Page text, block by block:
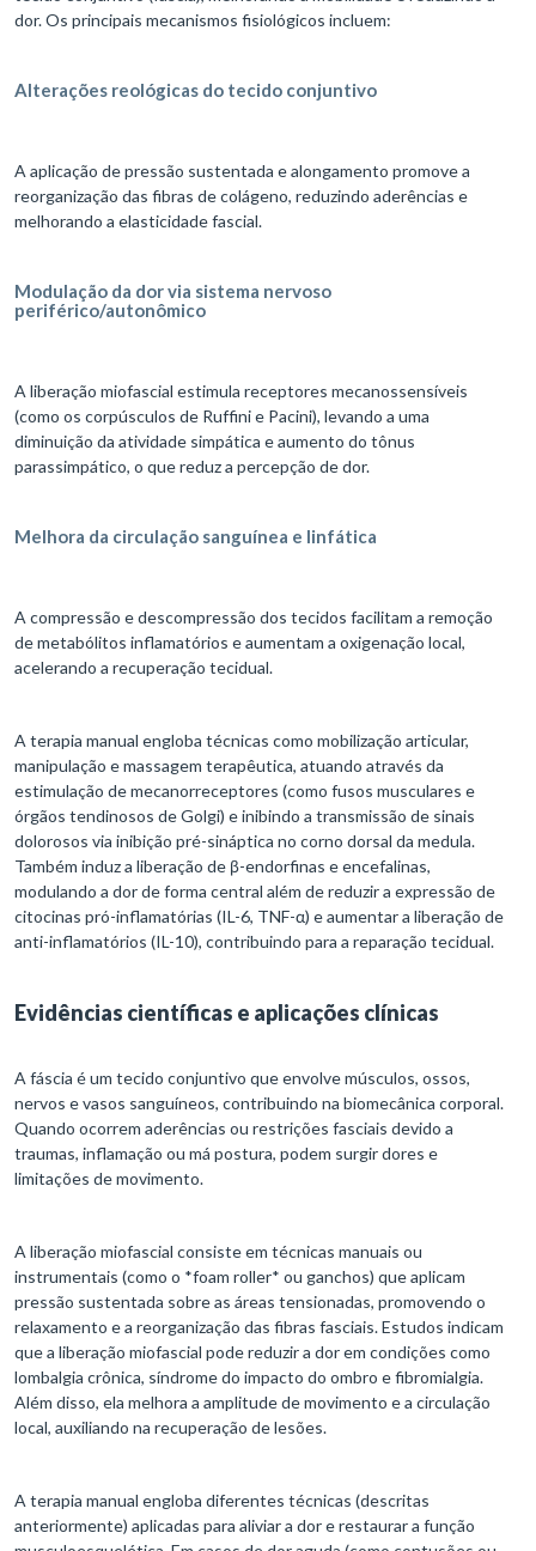
dor. Os principais mecanismos fisiológicos incluem:
Alterações reológicas do tecido conjuntivo
A aplicação de pressão sustentada e alongamento promove a
reorganização das fibras de colágeno, reduzindo aderências e
melhorando a elasticidade fascial.
Modulação da dor via sistema nervoso
periférico/autonômico
A liberação miofascial estimula receptores mecanossensíveis
(como os corpúsculos de Ruffini e Pacini), levando a uma
diminuição da atividade simpática e aumento do tônus
parassimpático, o que reduz a percepção de dor.
Melhora da circulação sanguínea e linfática
A compressão e descompressão dos tecidos facilitam a remoção
de metabólitos inflamatórios e aumentam a oxigenação local,
acelerando a recuperação tecidual.
A terapia manual engloba técnicas como mobilização articular,
manipulação e massagem terapêutica, atuando através da
estimulação de mecanorreceptores (como fusos musculares e
órgãos tendinosos de Golgi) e inibindo a transmissão de sinais
dolorosos via inibição pré-sináptica no corno dorsal da medula.
Também induz a liberação de β-endorfinas e encefalinas,
modulando a dor de forma central além de reduzir a expressão de
citocinas pró-inflamatórias (IL-6, TNF-α) e aumentar a liberação de
anti-inflamatórios (IL-10), contribuindo para a reparação tecidual.
Evidências científicas e aplicações clínicas
A fáscia é um tecido conjuntivo que envolve músculos, ossos,
nervos e vasos sanguíneos, contribuindo na biomecânica corporal.
Quando ocorrem aderências ou restrições fasciais devido a
traumas, inflamação ou má postura, podem surgir dores e
limitações de movimento.
A liberação miofascial consiste em técnicas manuais ou
instrumentais (como o *foam roller* ou ganchos) que aplicam
pressão sustentada sobre as áreas tensionadas, promovendo o
relaxamento e a reorganização das fibras fasciais. Estudos indicam
que a liberação miofascial pode reduzir a dor em condições como
lombalgia crônica, síndrome do impacto do ombro e fibromialgia.
Além disso, ela melhora a amplitude de movimento e a circulação
local, auxiliando na recuperação de lesões.
A terapia manual engloba diferentes técnicas (descritas
anteriormente) aplicadas para aliviar a dor e restaurar a função